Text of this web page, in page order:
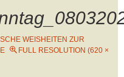
WEISHEITEN ZUR
FULL RESOLUTION (620 ×